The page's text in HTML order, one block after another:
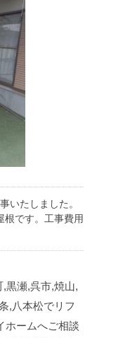
いたしました。
根です。工事費用
黒瀬,呉市,焼山,
,八本松でリフ
ホームへご相談